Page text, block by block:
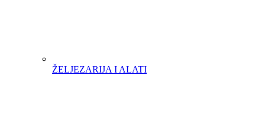
ŽELJEZARIJA I ALATI